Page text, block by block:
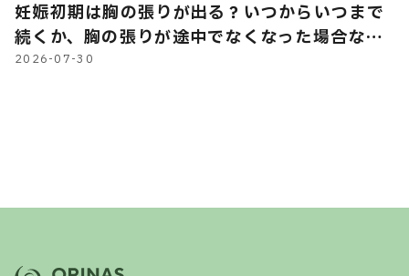
妊娠初期は胸の張りが出る？いつからいつまで
続くか、胸の張りが途中でなくなった場合など
を解説
2026-07-30